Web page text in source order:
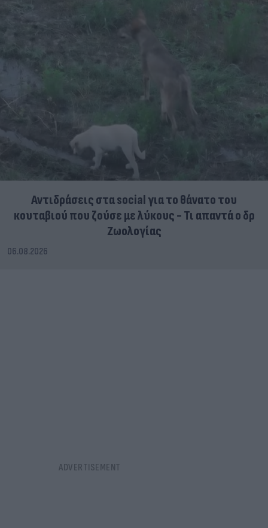
Αντιδράσεις στα social για το θάνατο του
κουταβιού που ζούσε με λύκους - Τι απαντά ο δρ
Ζωολογίας
06.08.2026